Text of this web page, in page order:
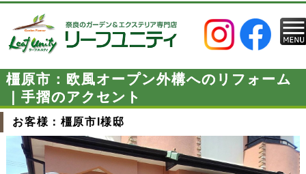
橿原市：欧風オープン外構へのリフォーム
｜手摺のアクセント
お客様：橿原市I様邸